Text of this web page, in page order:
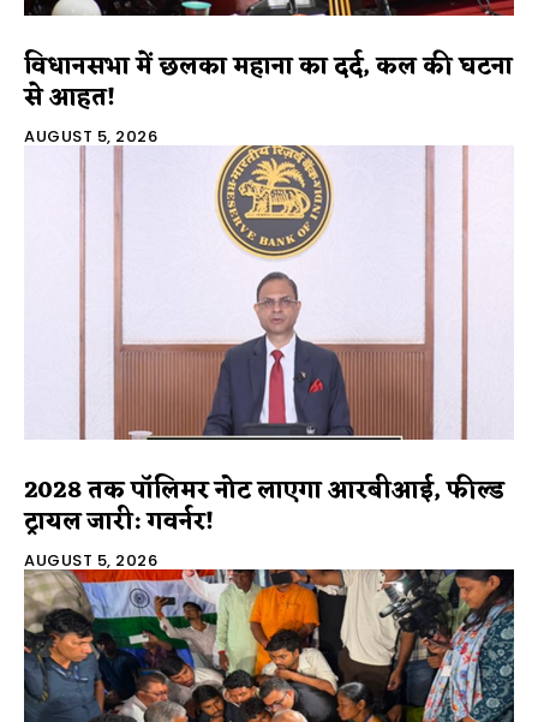
विधानसभा में छलका महाना का दर्द, कल की घटना
से आहत!
AUGUST 5, 2026
2028 तक पॉलिमर नोट लाएगा आरबीआई, फील्ड
ट्रायल जारी: गवर्नर!
AUGUST 5, 2026